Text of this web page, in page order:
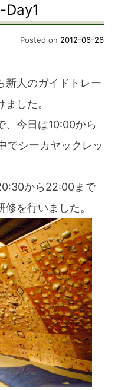
Posted on 2012-06-26
新人のガイドトレー
した。
、今日は10:00から
でシーカヤックレッ
から22:00まで
を行いました。